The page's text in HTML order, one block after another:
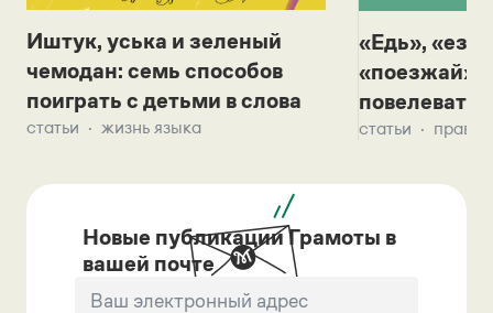
Иштук, уська и зеленый
чемодан: семь способов
поиграть с детьми в слова
статьи жизнь языка
«Едь»,
«поезжай»?
повелевать
статьи
Новые публикации Грамоты в
вашей почте